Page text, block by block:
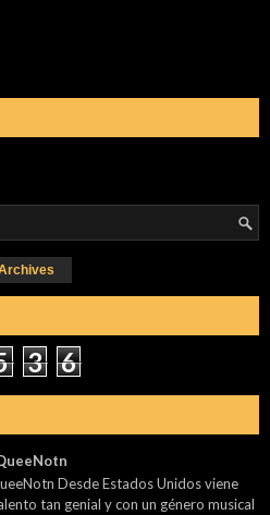
3 6
Desde Estados Unidos viene
tan genial y con un género musical